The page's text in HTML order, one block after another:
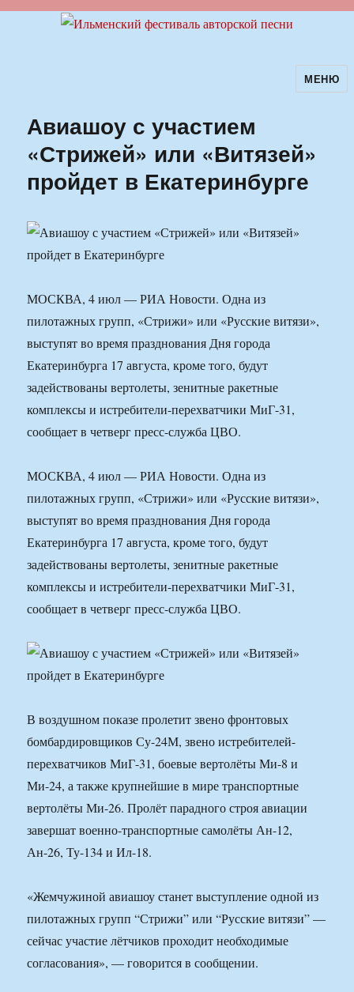
Ильменский фестиваль авторскойМЕНЮ
Авиашоу с участием
«Стрижей» или «Витязей»
пройдет в Екатеринбурге
МОСКВА, 4 июл — РИА Новости. Одна из
пилотажных групп, «Стрижи» или «Русские витязи»,
выступят во время празднования Дня города
Екатеринбурга 17 августа, кроме того, будут
задействованы вертолеты, зенитные ракетные
комплексы и истребители-перехватчики МиГ-31,
сообщает в четверг пресс-служба ЦВО.
МОСКВА, 4 июл — РИА Новости. Одна из
пилотажных групп, «Стрижи» или «Русские витязи»,
выступят во время празднования Дня города
Екатеринбурга 17 августа, кроме того, будут
задействованы вертолеты, зенитные ракетные
комплексы и истребители-перехватчики МиГ-31,
сообщает в четверг пресс-служба ЦВО.
В воздушном показе пролетит звено фронтовых
бомбардировщиков Су-24М, звено истребителей-
перехватчиков МиГ-31, боевые вертолёты Ми-8 и
Ми-24, а также крупнейшие в мире транспортные
вертолёты Ми-26. Пролёт парадного строя авиации
завершат военно-транспортные самолёты Ан-12,
Ан-26, Ту-134 и Ил-18.
«Жемчужиной авиашоу станет выступление одной из
пилотажных групп “Стрижи” или “Русские витязи” —
сейчас участие лётчиков проходит необходимые
согласования», — говорится в сообщении.